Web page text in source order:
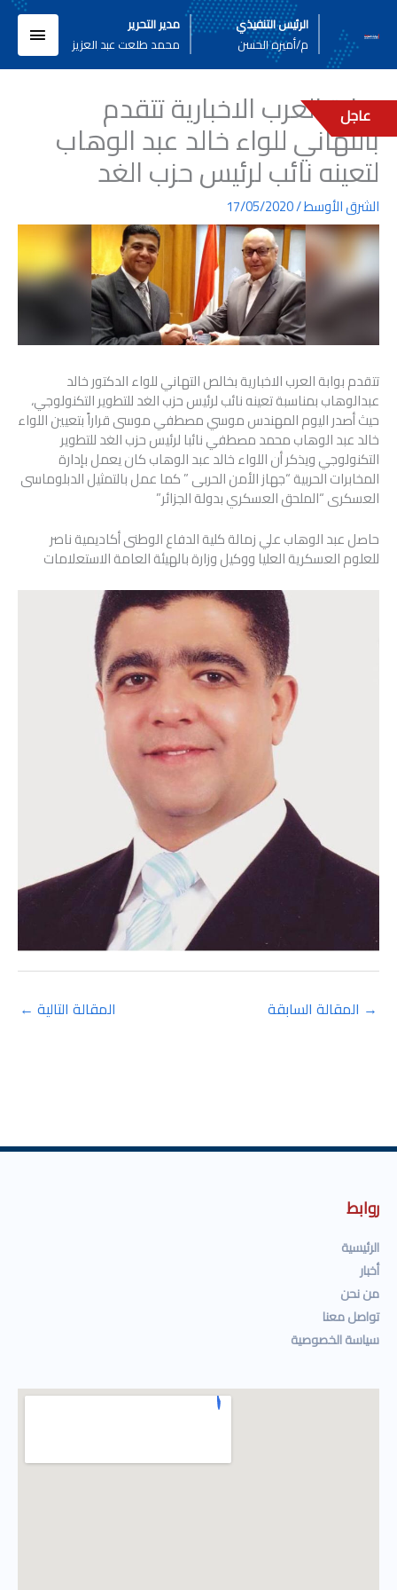
المحتوى
الرئيس التنفيذي
م/أميره الحسن
مدير التحرير
محمد طلعت عبد العزيز
عاجل
بوابة العرب الاخبارية تتقدم
بالتهاني للواء خالد عبد الوهاب
لتعينه نائب لرئيس حزب الغد
الشرق الأوسط/
17/05/2020
تتقدم بوابة العرب الاخبارية بخالص التهاني للواء الدكتور خالد
عبدالوهاب بمناسبة تعينه نائب لرئيس حزب الغد للتطوير التكنولوجي،
حيث أصدر اليوم المهندس موسي مصطفي موسى قراراً بتعيين اللواء
خالد عبد الوهاب محمد مصطفي نائبا لرئيس حزب الغد للتطوير
التكنولوجي ويذكر أن اللواء خالد عبد الوهاب كان يعمل بإدارة
المخابرات الحربية “جهاز الأمن الحربى ” كما عمل بالتمثيل الدبلوماسى
العسكرى “الملحق العسكري بدولة الجزائر”
حاصل عبد الوهاب علي زمالة كلية الدفاع الوطنى أكاديمية ناصر
للعلوم العسكرية العليا ووكيل وزارة بالهيئة العامة الاستعلامات
→ المقالة السابقة المقالة التالية ←
روابط
الرئيسية
أخبار
من نحن
تواصل معنا
سياسة الخصوصية